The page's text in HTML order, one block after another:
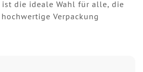
ist die ideale Wahl für alle, die
Verpackung